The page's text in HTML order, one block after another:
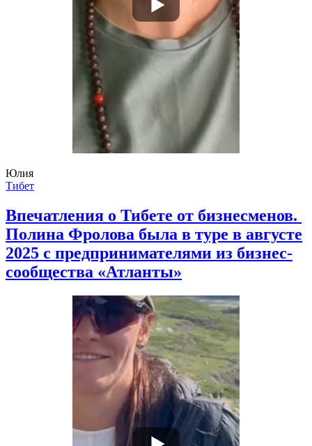
Юлия
Тибет
Впечатления о Тибете от бизнесменов.
Полина Фролова была в туре в августе
2025 с предпринимателями из бизнес-
сообщества «Атланты»